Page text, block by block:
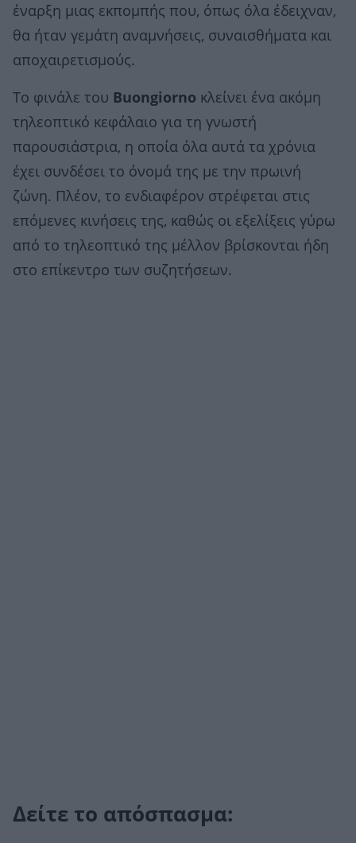
έναρξη μιας εκπομπής που, όπως όλα έδειχναν,
θα ήταν γεμάτη αναμνήσεις, συναισθήματα και
αποχαιρετισμούς.
Το φινάλε του Buongiorno κλείνει ένα ακόμη
τηλεοπτικό κεφάλαιο για τη γνωστή
παρουσιάστρια, η οποία όλα αυτά τα χρόνια
έχει συνδέσει το όνομά της με την πρωινή
ζώνη. Πλέον, το ενδιαφέρον στρέφεται στις
επόμενες κινήσεις της, καθώς οι εξελίξεις γύρω
από το τηλεοπτικό της μέλλον βρίσκονται ήδη
στο επίκεντρο των συζητήσεων.
Δείτε το απόσπασμα: